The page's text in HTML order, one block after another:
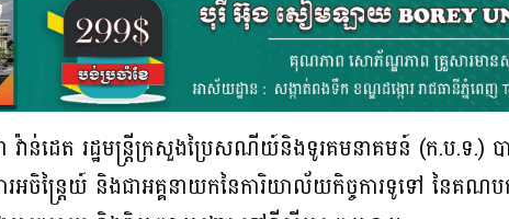
ាន់ដេត រដ្ឋមន្រ្តីក្រសួងប្រៃសណីយ៍និងទូរគមនាគមន៍ (ក.ប.ទ.)
ចិន្ត្រៃយ៍ និងជាអគ្គនាយកនៃការិយាល័យកិច្ចការទូទៅ នៃគណ